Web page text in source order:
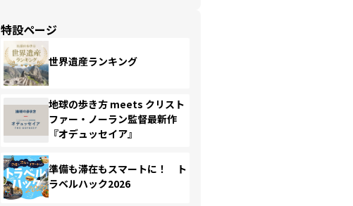
特設ページ
世界遺産ランキング
地球の歩き方 meets クリスト
ファー・ノーラン監督最新作
『オデュッセイア』
準備も滞在もスマートに！ ト
ラベルハック2026